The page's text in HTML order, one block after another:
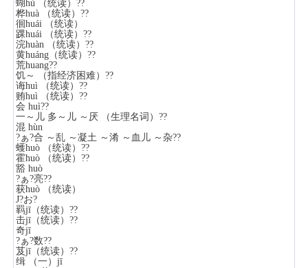
蝴hú （统读）??
桦huà （统读）??
徊huái （统读）
踝huái （统读）??
浣huàn （统读）??
黄huáng（统读）??
荒huang??
饥～ （指经济困难）??
诲huì （统读）??
贿huì （统读）??
会 huì??
一～儿 多～儿 ～厌 （生理名词）??
混 hùn
?ぁ?合 ～乱 ～凝土 ～淆 ～血儿 ～杂??
蠖huò （统读）??
霍huò （统读）??
豁 huò
?ぁ?亮??
获huò （统读）
J?お?
羁jī（统读）??
击jī（统读）??
奇jī
?ぁ?数??
芨jī（统读）??
缉 （一）jī